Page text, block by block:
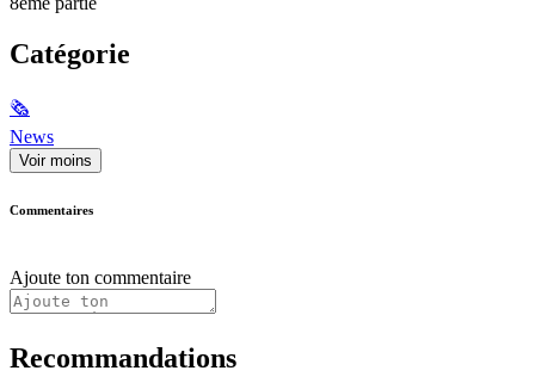
Catégorie
🗞
News
Voir moins
Commentaires
Ajoute ton commentaire
Recommandations